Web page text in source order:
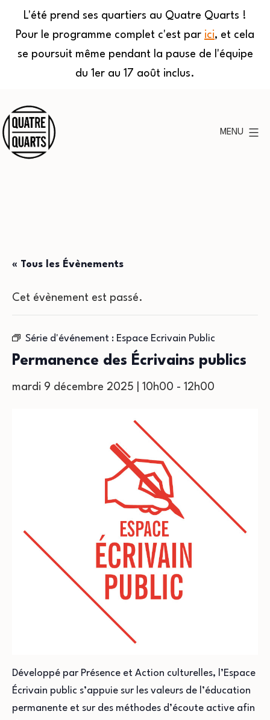
L'été prend ses quartiers au Quatre Quarts !
Pour le programme complet c'est par ici, et cela
se poursuit même pendant la pause de l'équipe
du 1er au 17 août inclus.
au
contenu
MENU
« Tous les Évènements
Cet évènement est passé.
Série d'événement : Espace Ecrivain Public
Permanence des Écrivains publics
mardi 9 décembre 2025 | 10h00 - 12h00
Développé par Présence et Action culturelles, l’Espace
Écrivain public s’appuie sur les valeurs de l’éducation
permanente et sur des méthodes d’écoute active afin